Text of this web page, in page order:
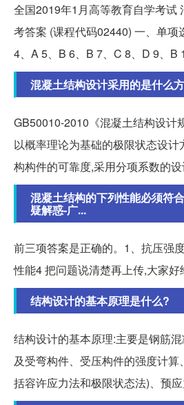
全国2019年1月高等教育自学考试
考答案 (课程代码02440) 一、单项
4、A 5、B 6、B 7、C 8、D 9、B
混凝土结构设计采用的是什么
GB50010-2010《混凝土结构设计
以概率理论为基础的极限状态设
构构件的可靠度,采用分项系数的设
混凝土结构的下列性能必须符
疑解惑-广...
前三项答案是正确的。1、抗压强
性能4 把问题说清楚再上传,大家好
结构设计的基本原理是什么?
结构设计的基本原理:主要是钢筋
及受弯构件、受压构件的强度计
括容许应力法和极限状态法)、预应